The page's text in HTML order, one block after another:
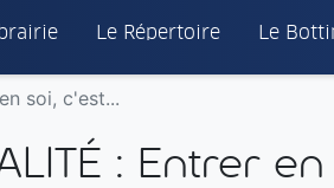
Le Répertoire Le
soi, c'est...
: Entrer